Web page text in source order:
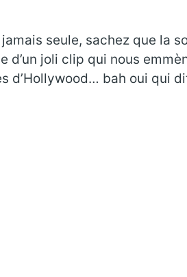
seule, sachez que la
d’un joli clip qui nous
d’Hollywood… bah oui qui